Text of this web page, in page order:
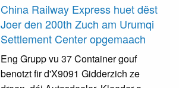
China Railway Express huet dëst
Joer den 200th Zuch am Urumqi
Settlement Center opgemaach
Eng Grupp vu 37 Container gouf
benotzt fir d'X9091 Gidderzich ze